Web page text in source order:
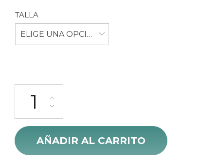
TALLA
ELIGE UNA OPCIÓN
AÑADIR AL CARRITO